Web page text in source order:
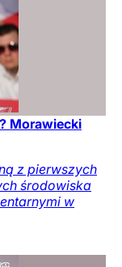
Morawiecki
z pierwszych
środowiska
w